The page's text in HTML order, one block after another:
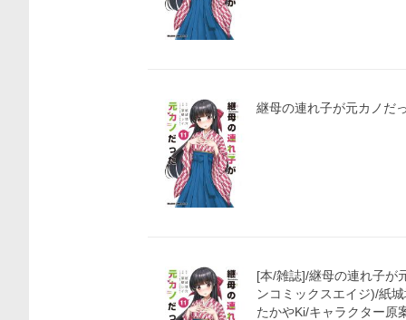
継母の連れ子が元カノだ
[本/雑誌]/継母の連れ子が
ンコミックスエイジ)/紙
たかやKi/キャラクター原